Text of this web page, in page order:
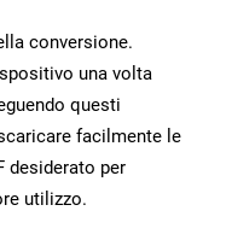
conversione.
una volta
questi
facilmente le
desiderato per
utilizzo.